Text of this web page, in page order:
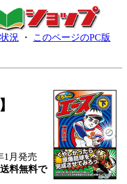
況 ・ このページのPC版
1月発売
料無料で